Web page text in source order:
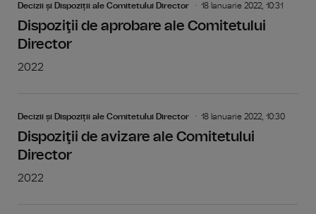
Decizii și Dispoziții ale Comitetului Director 18 Ianuarie 2022, 10:31
Dispoziţii de aprobare ale Comitetului
Director
2022
Decizii și Dispoziții ale Comitetului Director 18 Ianuarie 2022, 10:30
Dispoziţii de avizare ale Comitetului
Director
2022